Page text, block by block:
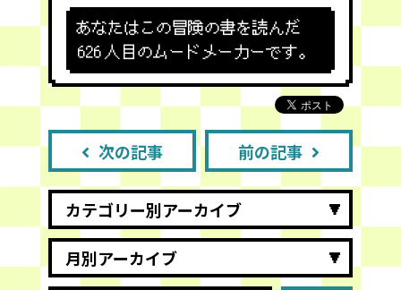
あなたはこの冒険の書を読んだ
626 人目のムードメーカーです。
次の記事 前の記事